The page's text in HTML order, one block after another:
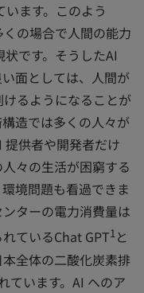
ます。このよう
の場合で人間の能力
です。そうしたAI
面としては、人間が
るようになることが
造では多くの人々が
供者や開発者だけ
々の生活が困窮する
境問題も看過できま
ターの電力消費量は
ているChat GPT1と
全体の二酸化炭素排
ています。AI へのア